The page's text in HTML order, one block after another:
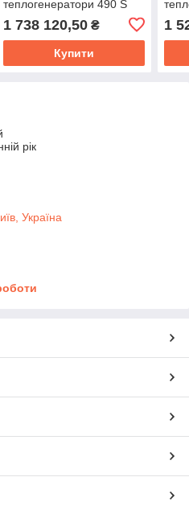
теплогенератори 490 S
1 738 120,50₴
Купити
1
рік
Україна